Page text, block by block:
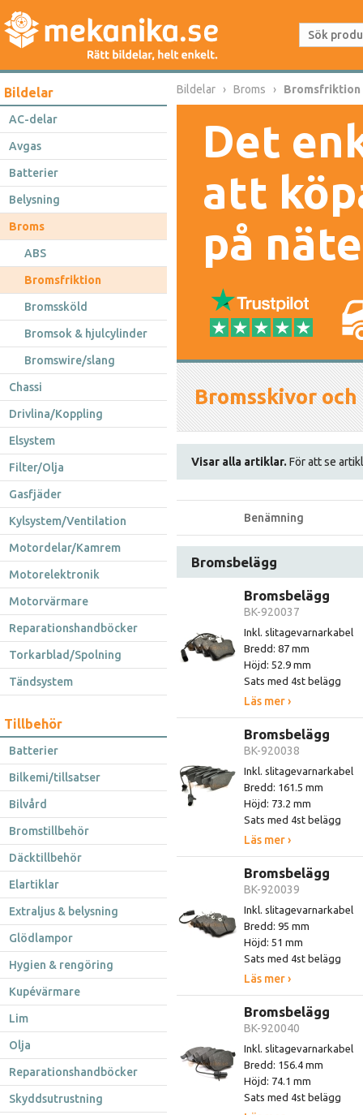
Bildelar
AC-delar
Avgas
Batterier
Belysning
Broms
ABS
Bromsfriktion
Bromssköld
Bromsok & hjulcylinder
Bromswire/slang
Chassi
Drivlina/Koppling
Elsystem
Filter/Olja
Gasfjäder
Kylsystem/Ventilation
Motordelar/Kamrem
Motorelektronik
Motorvärmare
Reparationshandböcker
Torkarblad/Spolning
Tändsystem
Tillbehör
Batterier
Bilkemi/tillsatser
Bilvård
Bromstillbehör
Däcktillbehör
Elartiklar
Extraljus & belysning
Glödlampor
Hygien & rengöring
Kupévärmare
Lim
Olja
Reparationshandböcker
Skyddsutrustning
Bildelar Broms Bromsfriktion
Det
att
på
Bromsskivor
Visar alla artiklar. För att se
Benämning
Bromsbelägg
Bromsbelägg
BK-920037
Inkl. slitagevarnarkabel
Bredd: 87 mm
Höjd: 52.9 mm
Sats med 4st belägg
Läs mer ›
Bromsbelägg
BK-920038
Inkl. slitagevarnarkabel
Bredd: 161.5 mm
Höjd: 73.2 mm
Sats med 4st belägg
Läs mer ›
Bromsbelägg
BK-920039
Inkl. slitagevarnarkabel
Bredd: 95 mm
Höjd: 51 mm
Sats med 4st belägg
Läs mer ›
Bromsbelägg
BK-920040
Inkl. slitagevarnarkabel
Bredd: 156.4 mm
Höjd: 74.1 mm
Sats med 4st belägg